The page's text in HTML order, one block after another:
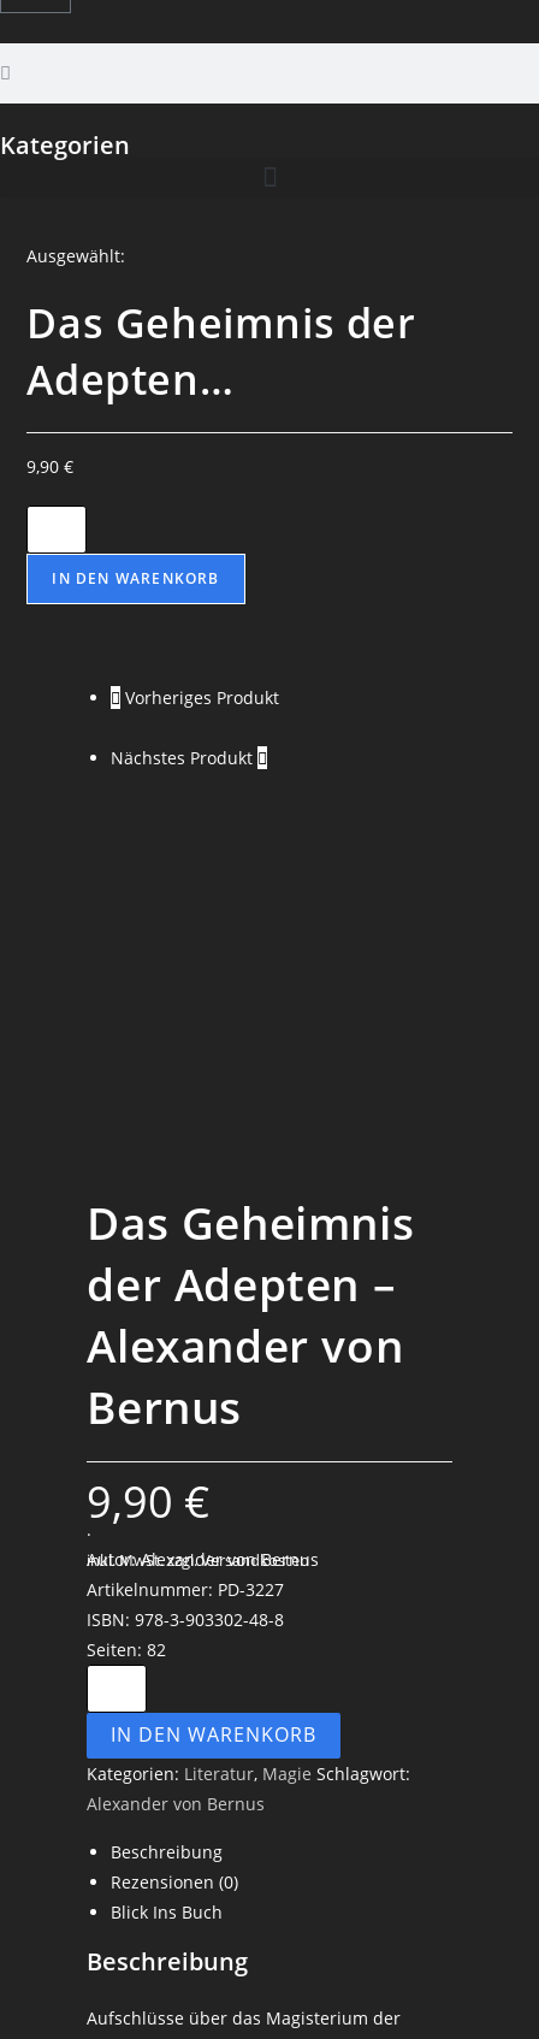
Kategorien
Ausgewählt:
Das Geheimnis der
Adepten…
9,90€
IN DEN WARENKORB
Vorheriges Produkt
Nächstes Produkt
Das Geheimnis
der Adepten –
Alexander von
Bernus
9,90 €
inkl. MwSt.zzgl. Versandkosten
.
Autor: Alexander von Bernus
Artikelnummer: PD-3227
ISBN: 978-3-903302-48-8
Seiten: 82
IN DEN WARENKORB
Kategorien: Literatur, Magie Schlagwort:
Alexander von Bernus
Beschreibung
Rezensionen (0)
Blick Ins Buch
Beschreibung
Aufschlüsse über das Magisterium der